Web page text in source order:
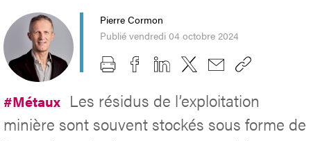
Pierre Cormon
Publié vendredi 04 octobre 2024
#Métaux Les résidus de l’exploitation
minière sont souvent stockés sous forme de